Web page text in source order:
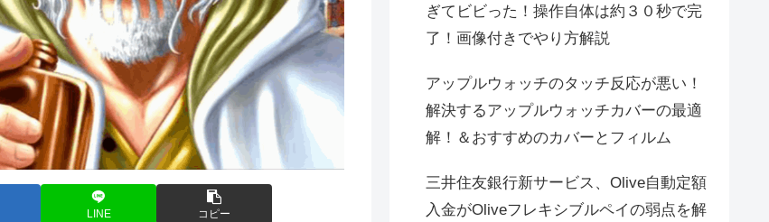
LINE コピー
ぎてビビった！操作自体は約３０秒で完
了！画像付きでやり方解説
アップルウォッチのタッチ反応が悪い！
解決するアップルウォッチカバーの最適
解！＆おすすめのカバーとフィルム
三井住友銀行新サービス、Olive自動定額
入金がOliveフレキシブルペイの弱点を解